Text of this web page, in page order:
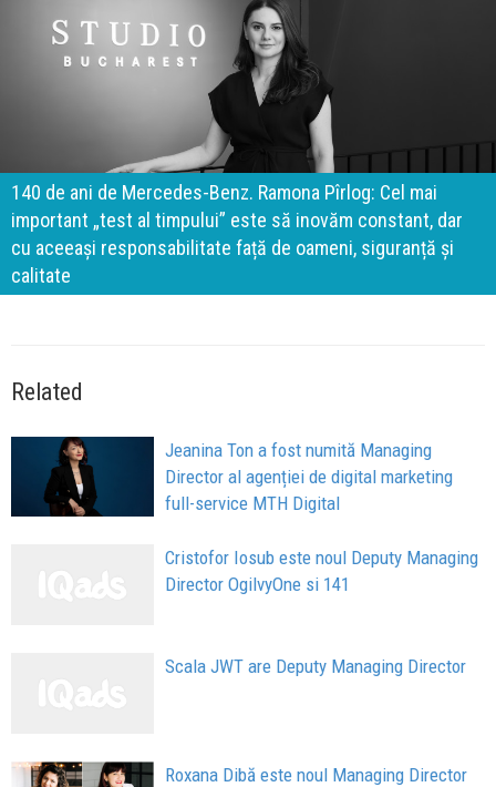
140 de ani de Mercedes-Benz. Ramona Pîrlog: Cel mai
important „test al timpului” este să inovăm constant, dar
cu aceeași responsabilitate față de oameni, siguranță și
calitate
Related
Jeanina Ton a fost numită Managing
Director al agenției de digital marketing
full-service MTH Digital
Cristofor Iosub este noul Deputy Managing
Director OgilvyOne si 141
Scala JWT are Deputy Managing Director
Roxana Dibă este noul Managing Director